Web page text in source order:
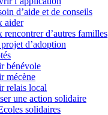
d’aide et de conseils
aider
rencontrer d’autres familles
projet d’adoption
bénévole
mécène
relais local
une action solidaire
solidaires